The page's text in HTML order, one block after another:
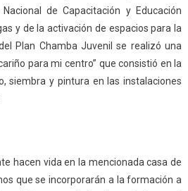
de Capacitación y Educación
y de la activación de espacios para la
Plan Chamba Juvenil se realizó una
para mi centro” que consistió en la
siembra y pintura en las instalaciones
hacen vida en la mencionada casa de
que se incorporarán a la formación a